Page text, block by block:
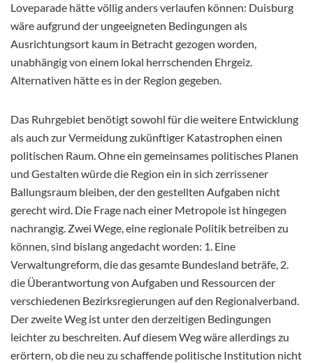
Loveparade hätte völlig anders verlaufen können: Duisburg
wäre aufgrund der ungeeigneten Bedingungen als
Ausrichtungsort kaum in Betracht gezogen worden,
unabhängig von einem lokal herrschenden Ehrgeiz.
Alternativen hätte es in der Region gegeben.
Das Ruhrgebiet benötigt sowohl für die weitere Entwicklung
als auch zur Vermeidung zukünftiger Katastrophen einen
politischen Raum. Ohne ein gemeinsames politisches Planen
und Gestalten würde die Region ein in sich zerrissener
Ballungsraum bleiben, der den gestellten Aufgaben nicht
gerecht wird. Die Frage nach einer Metropole ist hingegen
nachrangig. Zwei Wege, eine regionale Politik betreiben zu
können, sind bislang angedacht worden: 1. Eine
Verwaltungreform, die das gesamte Bundesland beträfe, 2.
die Überantwortung von Aufgaben und Ressourcen der
verschiedenen Bezirksregierungen auf den Regionalverband.
Der zweite Weg ist unter den derzeitigen Bedingungen
leichter zu beschreiten. Auf diesem Weg wäre allerdings zu
erörtern, ob die neu zu schaffende politische Institution nicht